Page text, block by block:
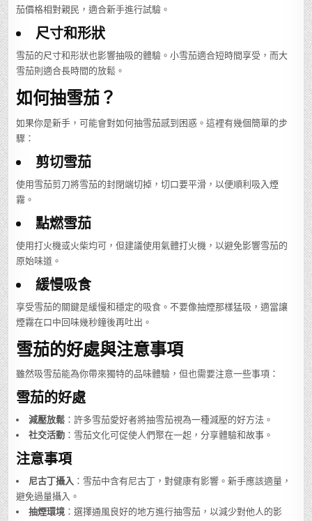
茄價格相對親民，適合新手進行試驗。
尺寸和形狀
雪茄的尺寸和形狀也影響抽吸的體驗。小雪茄適合短時間享受，而大
雪茄則適合長時間的放鬆。
如何抽雪茄？
如果你是新手，可能會對如何抽雪茄感到困惑。這裡有幾個簡單的步
驟：
剪切雪茄
使用雪茄剪刀將雪茄的封閉端切掉，切口要平滑，以便順利吸入煙
霧。
點燃雪茄
使用打火機或火柴均可，但建議使用氣體打火機，以避免影響雪茄的
原始味道。
緩慢吸食
享受雪茄的關鍵是緩慢和穩定的吸食。不要像抽煙那樣猛吸，適當讓
煙霧在口中回味幾秒鐘後再吐出。
雪茄的好處與注意事項
雖然吸雪茄能為你帶來獨特的品味體驗，但也需要注意一些事項：
雪茄的好處
減壓放鬆 ：許多雪茄愛好者將抽雪茄視為一種減壓的好方法。
社交活動 ：雪茄文化可促使人們聚在一起，分享體驗和故事。
注意事項
尼古丁攝入 ：雪茄中含有尼古丁，對健康有影響。新手應該適量，
避免過量攝入。
抽煙環境 ：選擇通風良好的地方進行抽雪茄，以減少對他人的影